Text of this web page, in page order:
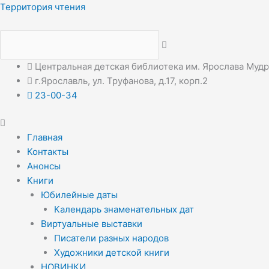
Перейти
Территория чтения
Центральная детская библиотека им. Ярослава
г.Ярославль, ул. Труфанова, д.17, корп.2
23-00-34
Меню
Главная
Контакты
Анонсы
Книги
Юбилейные даты
Календарь знаменательных дат
Виртуальные выставки
Писатели разных народов
Художники детской книги
Меню